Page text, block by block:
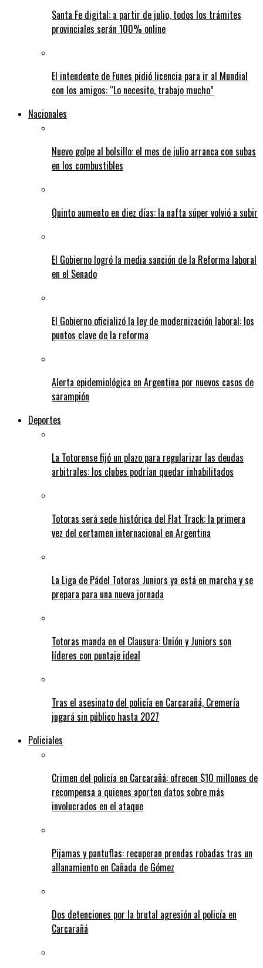
Santa Fe digital: a partir de julio, todos los trámites
provinciales serán 100% online
El intendente de Funes pidió licencia para ir al Mundial
con los amigos: “Lo necesito, trabajo mucho”
Nacionales
Nuevo golpe al bolsillo: el mes de julio arranca con subas
en los combustibles
Quinto aumento en diez días: la nafta súper volvió a subir
El Gobierno logró la media sanción de la Reforma laboral
en el Senado
El Gobierno oficializó la ley de modernización laboral: los
puntos clave de la reforma
Alerta epidemiológica en Argentina por nuevos casos de
sarampión
Deportes
La Totorense fijó un plazo para regularizar las deudas
arbitrales: los clubes podrían quedar inhabilitados
Totoras será sede histórica del Flat Track: la primera
vez del certamen internacional en Argentina
La Liga de Pádel Totoras Juniors ya está en marcha y se
prepara para una nueva jornada
Totoras manda en el Clausura: Unión y Juniors son
líderes con puntaje ideal
Tras el asesinato del policía en Carcarañá, Cremería
jugará sin público hasta 2027
Policiales
Crimen del policía en Carcarañá: ofrecen $10 millones de
recompensa a quienes aporten datos sobre más
involucrados en el ataque
Pijamas y pantuflas: recuperan prendas robadas tras un
allanamiento en Cañada de Gómez
Dos detenciones por la brutal agresión al policía en
Carcarañá